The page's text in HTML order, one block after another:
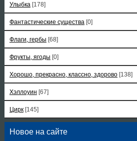
Улыбка [178]
Фантастические существа [0]
Флаги, гербы [68]
Фрукты, ягоды [0]
Хорошо, прекрасно, классно, здорово [138]
Хэллоуин [67]
Цирк [145]
Новое на сайте